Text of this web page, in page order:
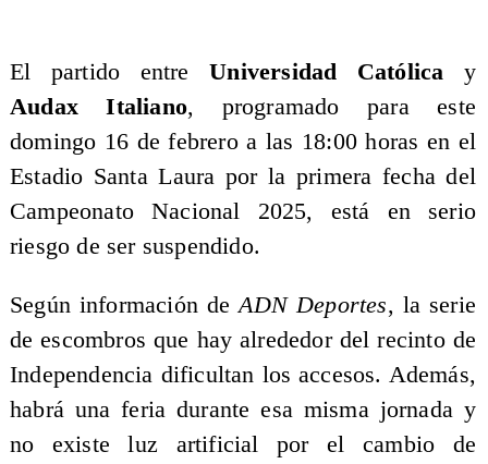
El partido entreUniversidad Católica y
Audax Italiano, programado para este
domingo 16 de febrero a las 18:00 horas en el
Estadio Santa Laura por la primera fecha del
Campeonato Nacional 2025, está en serio
riesgo de ser suspendido.
Según información deADN Deportes, la serie
de escombros que hay alrededor del recinto de
Independencia dificultan los accesos. Además,
habrá una feria durante esa misma jornada y
no existe luz artificial por el cambio de